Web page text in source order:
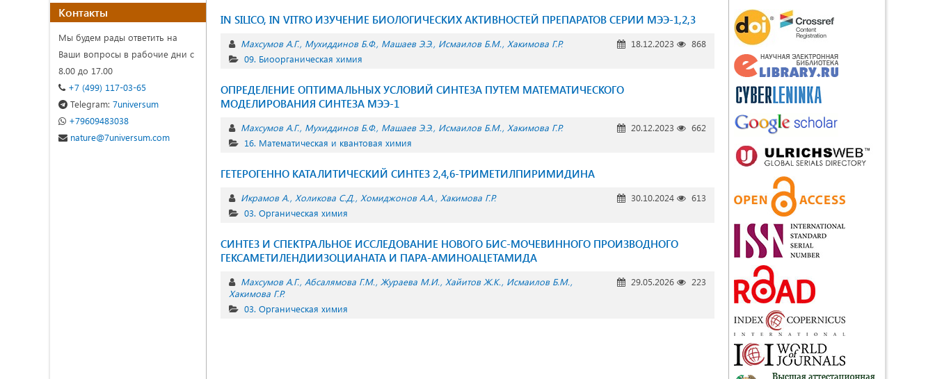
IN SILICO, IN VITRO ИЗУЧЕНИЕ БИОЛОГИЧЕСКИХ АКТИВНОСТЕЙ ПРЕПАРАТОВ СЕРИИ МЭЭ-1,2,3
Махсумов А.Г. Мухиддинов Б.Ф. Машаев Э.Э. Исмаилов Б.М. Хакимова Г.Р. 18.12.2023
868
09. Биоорганическая химия
ОПРЕДЕЛЕНИЕ ОПТИМАЛЬНЫХ УСЛОВИЙ СИНТЕЗА ПУТЕМ МАТЕМАТИЧЕСКОГО
МОДЕЛИРОВАНИЯ СИНТЕЗА МЭЭ-1
Махсумов А.Г. Мухиддинов Б.Ф. Машаев Э.Э. Исмаилов Б.М. Хакимова Г.Р. 20.12.2023
662
16. Математическая и квантовая химия
ГЕТЕРОГЕННО КАТАЛИТИЧЕСКИЙ СИНТЕЗ 2,4,6-ТРИМЕТИЛПИРИМИДИНА
Икрамов А. Холикова С.Д. Хомиджонов А.А. Хакимова Г.Р. 30.10.2024
613
03. Органическая химия
СИНТЕЗ И СПЕКТРАЛЬНОЕ ИССЛЕДОВАНИЕ НОВОГО БИС-МОЧЕВИННОГО ПРОИЗВОДНОГО
ГЕКСАМЕТИЛЕНДИИЗОЦИАНАТА И ПАРА-АМИНОАЦЕТАМИДА
Махсумов А.Г. Абсалямова Г.М. Жураева М.И. Хайитов Ж.К. Исмаилов Б.М.
Хакимова Г.Р.
29.05.2026 223
03. Органическая химия
Контакты
Мы будем рады ответить на
Ваши вопросы в рабочие дни с
8.00 до 17.00
+7 (499) 117-03-65
Telegram: 7universum
+79609483038
nature@7universum.com